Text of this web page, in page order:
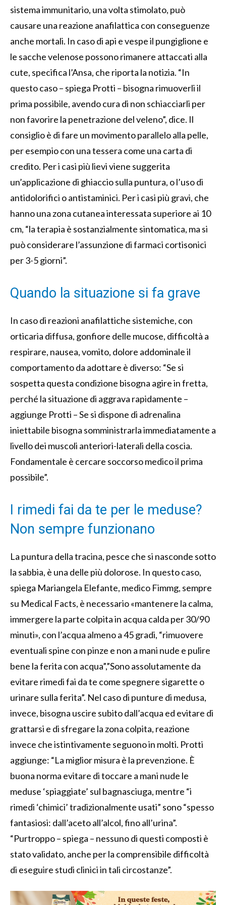
sistema immunitario, una volta stimolato, può
causare una reazione anafilattica con conseguenze
anche mortali. In caso di api e vespe il pungiglione e
le sacche velenose possono rimanere attaccati alla
cute, specifica l’Ansa, che riporta la notizia. “In
questo caso – spiega Protti – bisogna rimuoverli il
prima possibile, avendo cura di non schiacciarli per
non favorire la penetrazione del veleno”, dice. Il
consiglio è di fare un movimento parallelo alla pelle,
per esempio con una tessera come una carta di
credito. Per i casi più lievi viene suggerita
un’applicazione di ghiaccio sulla puntura, o l’uso di
antidolorifici o antistaminici. Per i casi più gravi, che
hanno una zona cutanea interessata superiore ai 10
cm, “la terapia è sostanzialmente sintomatica, ma si
può considerare l’assunzione di farmaci cortisonici
per 3-5 giorni”.
Quando la situazione si fa grave
In caso di reazioni anafilattiche sistemiche, con
orticaria diffusa, gonfiore delle mucose, difficoltà a
respirare, nausea, vomito, dolore addominale il
comportamento da adottare è diverso: “Se si
sospetta questa condizione bisogna agire in fretta,
perché la situazione di aggrava rapidamente –
aggiunge Protti – Se si dispone di adrenalina
iniettabile bisogna somministrarla immediatamente a
livello dei muscoli anteriori-laterali della coscia.
Fondamentale è cercare soccorso medico il prima
possibile”.
I rimedi fai da te per le meduse?
Non sempre funzionano
La puntura della tracina, pesce che si nasconde sotto
la sabbia, è una delle più dolorose. In questo caso,
spiega Mariangela Elefante, medico Fimmg, sempre
su Medical Facts, è necessario «mantenere la calma,
immergere la parte colpita in acqua calda per 30/90
minuti», con l’acqua almeno a 45 gradi, “rimuovere
eventuali spine con pinze e non a mani nude e pulire
bene la ferita con acqua”,”Sono assolutamente da
evitare rimedi fai da te come spegnere sigarette o
urinare sulla ferita”. Nel caso di punture di medusa,
invece, bisogna uscire subito dall’acqua ed evitare di
grattarsi e di sfregare la zona colpita, reazione
invece che istintivamente seguono in molti. Protti
aggiunge: “La miglior misura è la prevenzione. È
buona norma evitare di toccare a mani nude le
meduse ‘spiaggiate’ sul bagnasciuga, mentre “i
rimedi ‘chimici’ tradizionalmente usati” sono “spesso
fantasiosi: dall’aceto all’alcol, fino all’urina”.
“Purtroppo – spiega – nessuno di questi composti è
stato validato, anche per la comprensibile difficoltà
di eseguire studi clinici in tali circostanze”.